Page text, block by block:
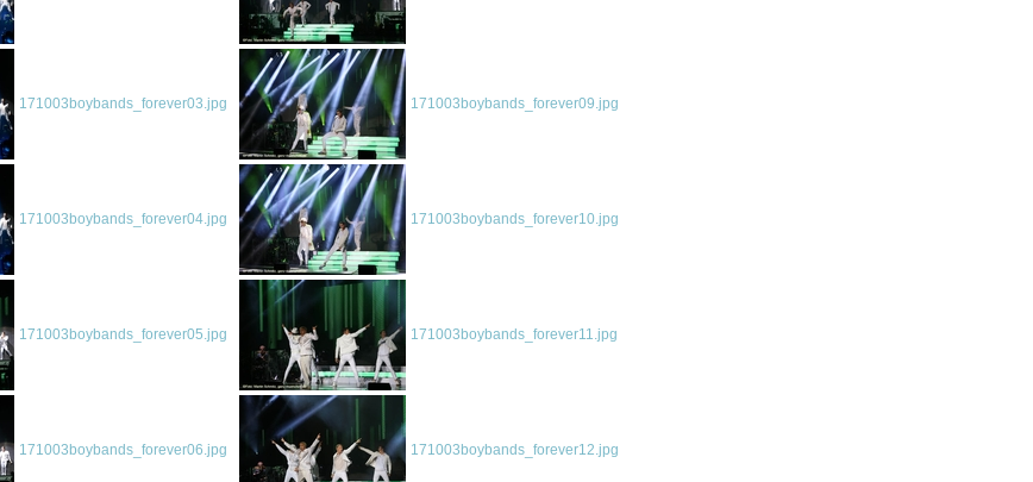
171003boybands_forever03.jpg
171003boybands_forever04.jpg
171003boybands_forever05.jpg
171003boybands_forever06.jpg
171003boybands_forever09.jpg
171003boybands_forever10.jpg
171003boybands_forever11.jpg
171003boybands_forever12.jpg